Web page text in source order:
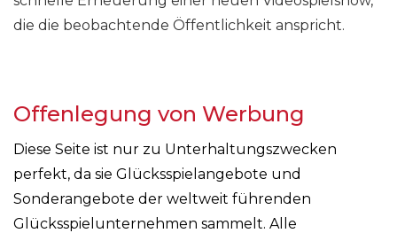
die die beobachtende Öffentlichkeit anspricht.
Offenlegung von Werbung
Diese Seite ist nur zu Unterhaltungszwecken
perfekt, da sie Glücksspielangebote und
Sonderangebote der weltweit führenden
Glücksspielunternehmen sammelt. Alle